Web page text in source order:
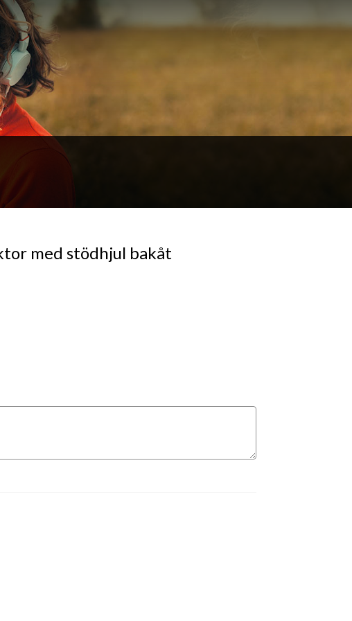
med stödhjul bakåt